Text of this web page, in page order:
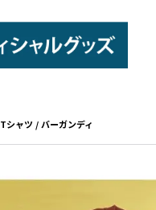
Tシャツ / バーガンディ